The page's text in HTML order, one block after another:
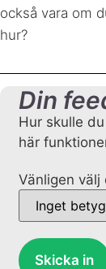
också vara om
hur?
Din
Hur skulle
här
Vänligen
Skicka in